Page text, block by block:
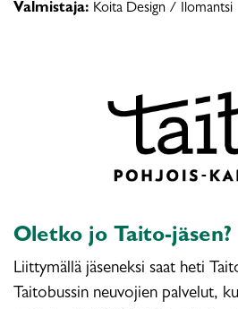
Valmistaja: Koita Design / Ilomantsi
Oletko jo Taito-jäsen?
Liittymällä jäseneksi saat heti
Taitobussin neuvojien palvelut,